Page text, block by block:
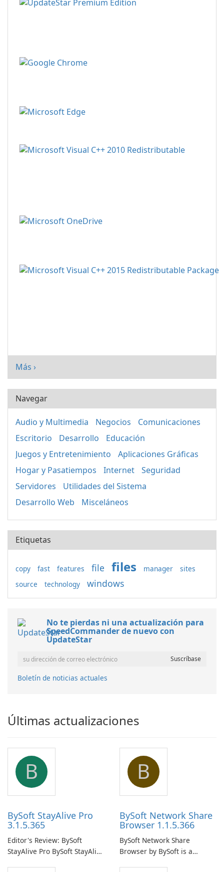
Más ›
Navegar
Audio y Multimedia Negocios
Comunicaciones
Escritorio
Desarrollo
Educación
Juegos y Entretenimiento
Aplicaciones Gráficas
Hogar y Pasatiempos
Internet
Seguridad
Servidores
Utilidades del Sistema
Desarrollo Web
Misceláneos
Etiquetas
copy fast features file files manager
sites
source
technology windows
No te pierdas ni una actualización para
SpeedCommander de nuevo con
UpdateStar
Boletín de noticias actuales
Últimas actualizaciones
B
BySoft StayAlive Pro
3.1.5.365
Editor's Review: BySoft
StayAlive Pro BySoft StayAlive
B
BySoft Network Share
Browser 1.1.5.366
BySoft Network Share
Browser by BySoft is a